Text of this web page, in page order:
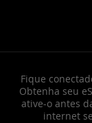
Fique
Obtenha seu
ative-o antes
internet